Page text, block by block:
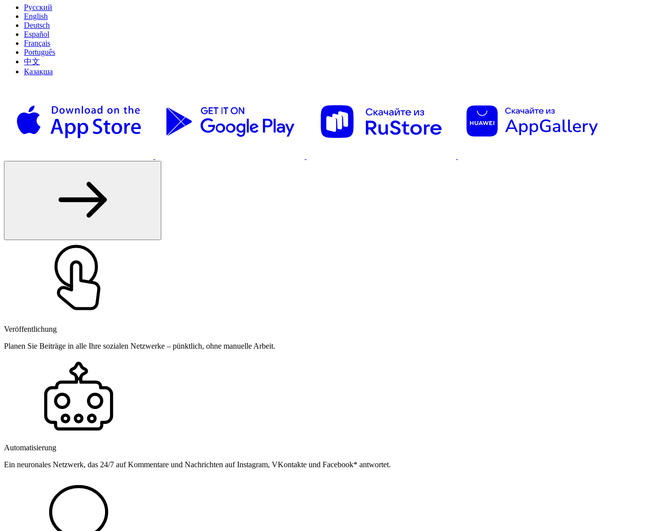
Русский
English
Deutsch
Español
Français
Português
中文
Қазақша
Veröffentlichung
Planen Sie Beiträge in alle Ihre sozialen Netzwerke – pünktlich, ohne manuelle Arbeit.
Automatisierung
Ein neuronales Netzwerk, das 24/7 auf Kommentare und Nachrichten auf Instagram, VKontakte und Facebook* antwortet.